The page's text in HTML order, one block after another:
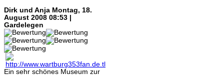
Dirk und Anja Montag, 18.
August 2008 08:53 |
Gardelegen
Ein sehr schönes Museum zur